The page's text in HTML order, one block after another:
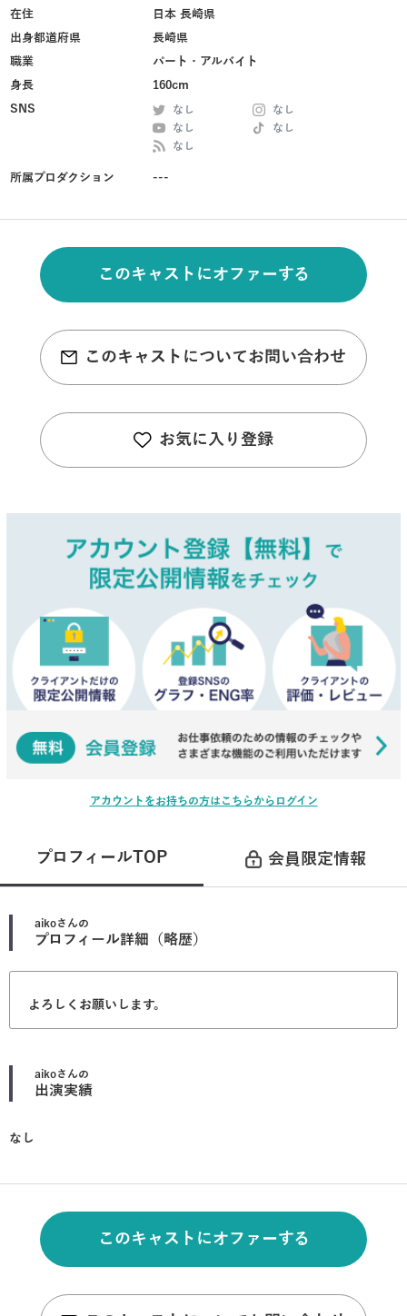
在住
日本 長崎県
出身都道府県
長崎県
職業
パート・アルバイト
身長
160cm
SNS
なし
なし
なし
なし
なし
所属プロダクション ---
このキャストにオファーする
このキャストについてお問い合わせ
お気に入り登録
アカウントをお持ちの方はこちらからログイン
プロフィールTOP 会員限定情報
aikoさんの
プロフィール詳細（略歴）
よろしくお願いします。
aikoさんの
出演実績
なし
このキャストにオファーする